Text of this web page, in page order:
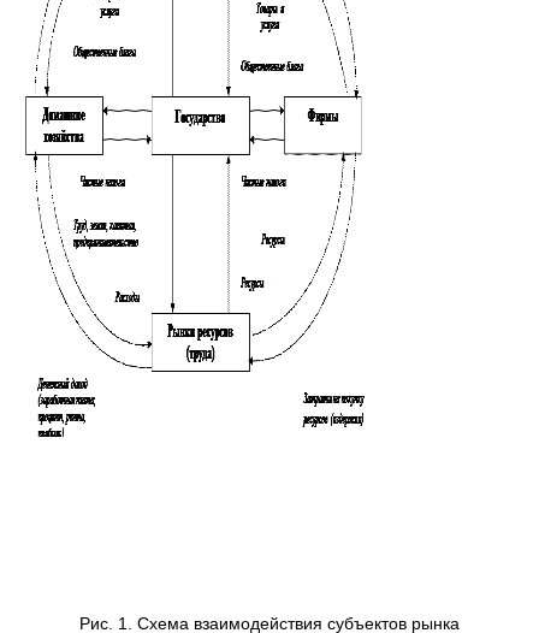
Рис. 1. Схема взаимодействия субъектов рынка